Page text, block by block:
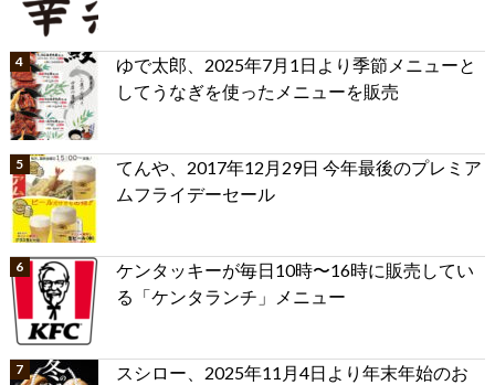
ゆで太郎、2025年7月1日より季節メニューと
してうなぎを使ったメニューを販売
てんや、2017年12月29日 今年最後のプレミア
ムフライデーセール
ケンタッキーが毎日10時〜16時に販売してい
る「ケンタランチ」メニュー
スシロー、2025年11月4日より年末年始のお